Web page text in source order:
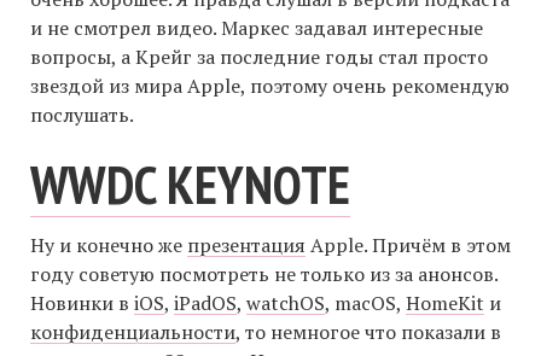
и не смотрел видео. Маркес задавал интересные
вопросы, а Крейг за последние годы стал просто
звездой из мира Apple, поэтому очень рекомендую
послушать.
WWDC KEYNOTE
Ну и конечно же презентация Apple. Причём в этом
году советую посмотреть не только из за анонсов.
Новинки в iOS, iPadOS, watchOS, macOS, HomeKit и
конфиденциальности, то немногое что показали в